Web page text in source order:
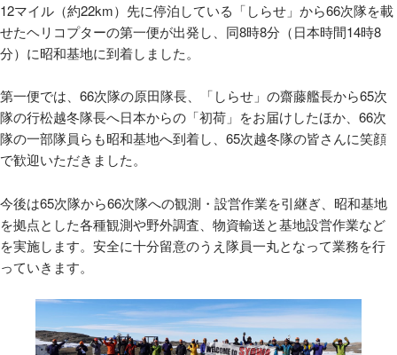
12マイル（約22km）先に停泊している「しらせ」から66次隊を載
せたヘリコプターの第一便が出発し、同8時8分（日本時間14時8
分）に昭和基地に到着しました。
第一便では、66次隊の原田隊長、「しらせ」の齋藤艦長から65次
隊の行松越冬隊長へ日本からの「初荷」をお届けしたほか、66次
隊の一部隊員らも昭和基地へ到着し、65次越冬隊の皆さんに笑顔
で歓迎いただきました。
今後は65次隊から66次隊への観測・設営作業を引継ぎ、昭和基地
を拠点とした各種観測や野外調査、物資輸送と基地設営作業など
を実施します。安全に十分留意のうえ隊員一丸となって業務を行
っていきます。